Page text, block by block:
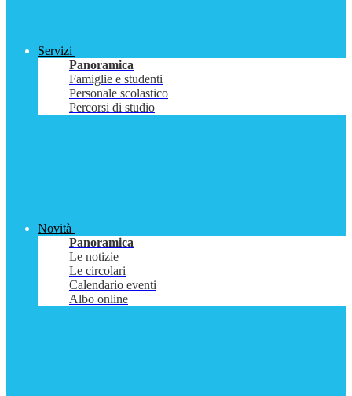
Servizi
Panoramica
Famiglie e studenti
Personale scolastico
Percorsi di studio
Novità
Panoramica
Le notizie
Le circolari
Calendario eventi
Albo online